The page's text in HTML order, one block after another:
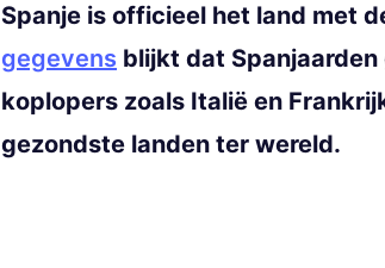
Spanje is officieel het land met
gegevens blijkt dat
koplopers zoals Italië en
gezondste landen ter wereld.